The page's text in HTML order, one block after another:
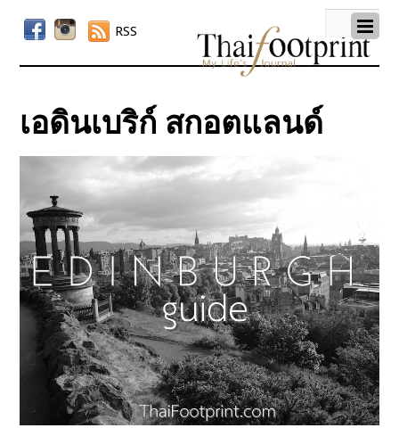
RSS
เอดินเบริก์ สกอตแลนด์